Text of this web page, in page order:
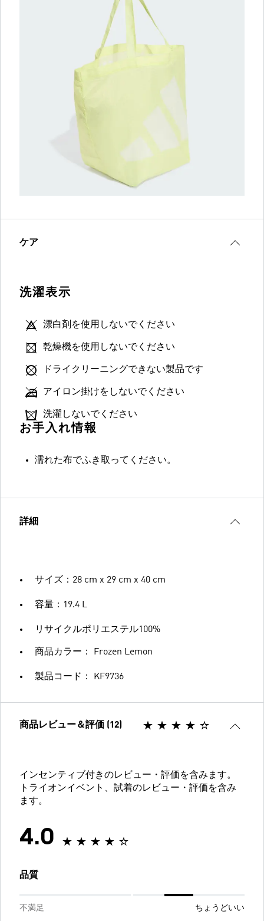
ケア
洗濯表示
漂白剤を使用しないでください
乾燥機を使用しないでください
ドライクリーニングできない製品です
アイロン掛けをしないでください
洗濯しないでください
お手入れ情報
濡れた布でふき取ってください。
詳細
サイズ：28 cm x 29 cm x 40 cm
容量：19.4 L
リサイクルポリエステル100%
商品カラー： Frozen Lemon
製品コード： KF9736
商品レビュー＆評価 (12)
インセンティブ付きのレビュー・評価を含みます。
トライオンイベント、試着のレビュー・評価を含み
ます。
4.0
品質
不満足 ちょうどいい